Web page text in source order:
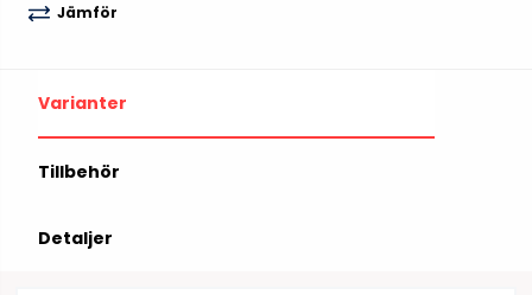
Jämför
Varianter
Tillbehör
Detaljer